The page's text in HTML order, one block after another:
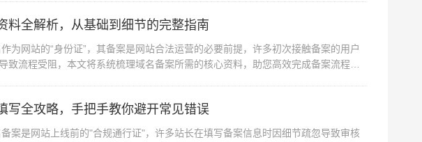
料全解析，从基础到细节的完整指南
为网站的“身份证”，其备案是网站合法运营的必要前提，许多初次接触备案的用户
致流程受阻，本文将系统梳理域名备案所需的核心资料，助您高效完成备案流程。
写全攻略，手把手教你避开常见错误
案是网站上线前的"合规通行证"，许多站长在填写备案信息时因细节疏忽导致审核